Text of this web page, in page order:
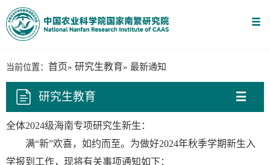
当前位置： 首页» 研究生教育» 最新通知
研究生教育
全体2024级海南专项研究生新生：
满“新”欢喜，如约而至。为做好2024年秋季学期新生入
学报到工作，现将有关事项通知如下：